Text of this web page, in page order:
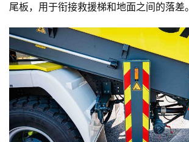
尾板，用于衔接救援梯和地面之间的落差。